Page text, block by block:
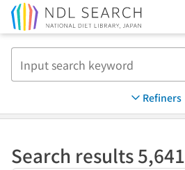
Refiners
Search results 5,641